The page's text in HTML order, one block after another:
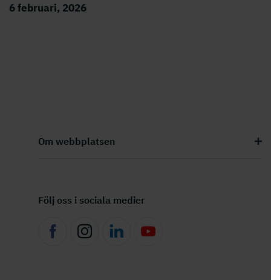
6 februari, 2026
Om webbplatsen
Följ oss i sociala medier